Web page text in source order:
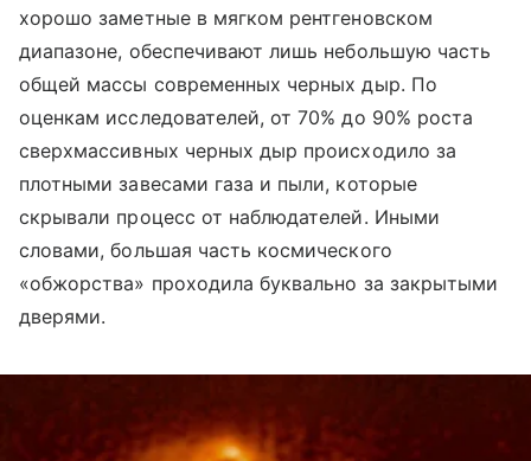
хорошо заметные в мягком рентгеновском
диапазоне, обеспечивают лишь небольшую часть
общей массы современных черных дыр. По
оценкам исследователей, от 70% до 90% роста
сверхмассивных черных дыр происходило за
плотными завесами газа и пыли, которые
скрывали процесс от наблюдателей. Иными
словами, большая часть космического
«обжорства» проходила буквально за закрытыми
дверями.